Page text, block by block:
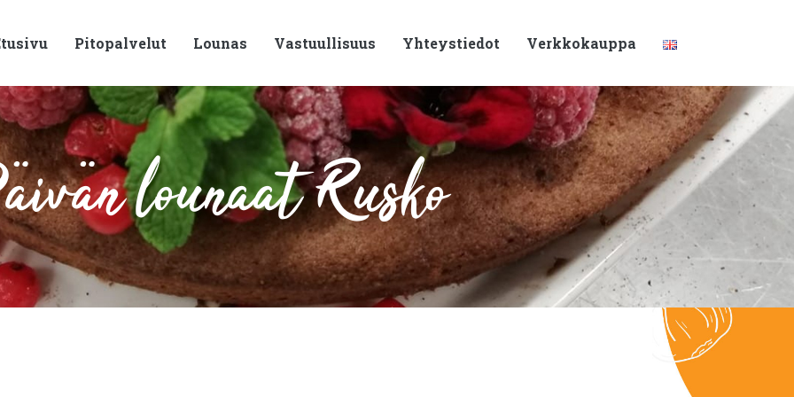
Pitopalvelut Lounas Vastuullisuus Yhteystiedot Verkkokauppa
lounaat Rusko